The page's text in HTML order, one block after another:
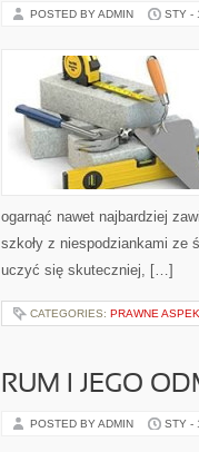
POSTED BY ADMIN STY -
ogarnąć nawet najbardziej
szkoły z niespodziankami ze
uczyć się skuteczniej, […]
CATEGORIES: PRAWNE
RUM I JEGO
POSTED BY ADMIN STY -